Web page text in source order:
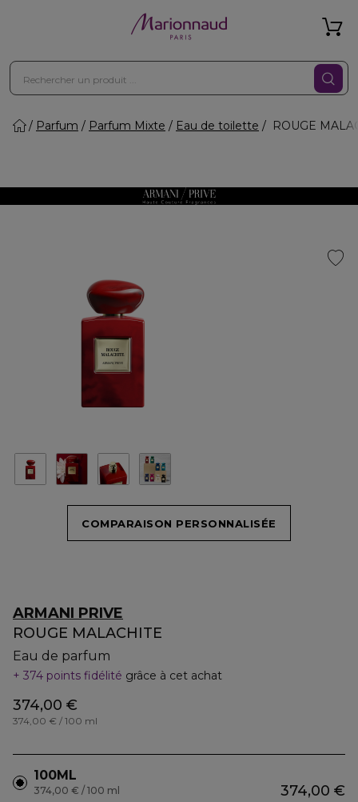
Parfum Parfum Mixte Eau de toilette ROUGE
COMPARAISON PERSONNALISÉE
ARMANI PRIVE
ROUGE MALACHITE
Eau de parfum
374 points fidélité grâce à cet achat
374,00 €
374,00 € / 100 ml
100ML
374,00 €
374,00 € / 100 ml